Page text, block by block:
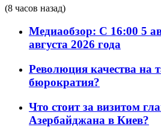
(8 часов назад)
Медиаобзор: С 16:00 5
августа 2026 года
Революция качества на
бюрократия?
Что стоит за визитом
Азербайджана в Киев?